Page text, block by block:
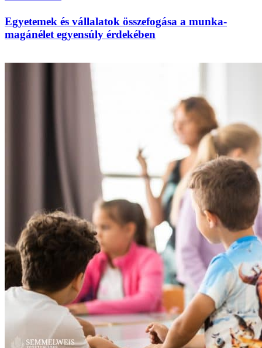
Egyetemek és vállalatok összefogása a munka-
magánélet egyensúly érdekében